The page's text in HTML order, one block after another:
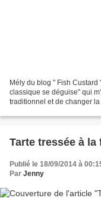
Mély du blog " Fish
classique se déguise" qui
traditionnel et de changer
Tarte tressée à
Publié le 18/09/2014 à
Par Jenny